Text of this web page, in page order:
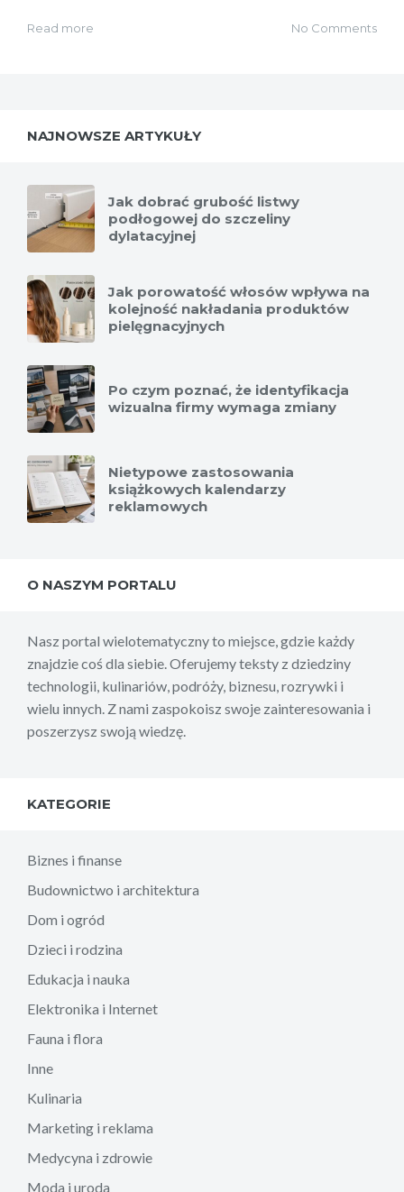
Read more No Comments
NAJNOWSZE ARTYKUŁY
Jak dobrać grubość listwy
podłogowej do szczeliny
dylatacyjnej
Jak porowatość włosów wpływa na
kolejność nakładania produktów
pielęgnacyjnych
Po czym poznać, że identyfikacja
wizualna firmy wymaga zmiany
Nietypowe zastosowania
książkowych kalendarzy
reklamowych
O NASZYM PORTALU
Nasz portal wielotematyczny to miejsce, gdzie każdy
znajdzie coś dla siebie. Oferujemy teksty z dziedziny
technologii, kulinariów, podróży, biznesu, rozrywki i
wielu innych. Z nami zaspokoisz swoje zainteresowania i
poszerzysz swoją wiedzę.
KATEGORIE
Biznes i finanse
Budownictwo i architektura
Dom i ogród
Dzieci i rodzina
Edukacja i nauka
Elektronika i Internet
Fauna i flora
Inne
Kulinaria
Marketing i reklama
Medycyna i zdrowie
Moda i uroda